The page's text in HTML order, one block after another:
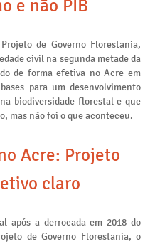
e não PIB
de Governo Florestania,
civil na segunda metade da
de forma efetiva no Acre em
para um desenvolvimento
biodiversidade florestal e que
mas não foi o que aconteceu.
Acre: Projeto
claro
após a derrocada em 2018 do
de Governo Florestania, o